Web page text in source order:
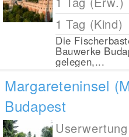
1 Tag (Kind)
Die
Bauwerke
gelegen,...
Margareteninsel
Budapest
Userwertung